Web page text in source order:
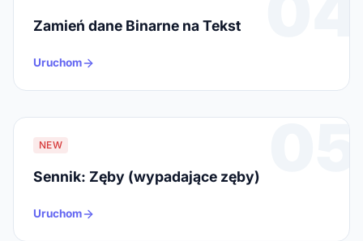
Zamień dane Binarne na Tekst
Uruchom
05
NEW
Sennik: Zęby (wypadające zęby)
Uruchom